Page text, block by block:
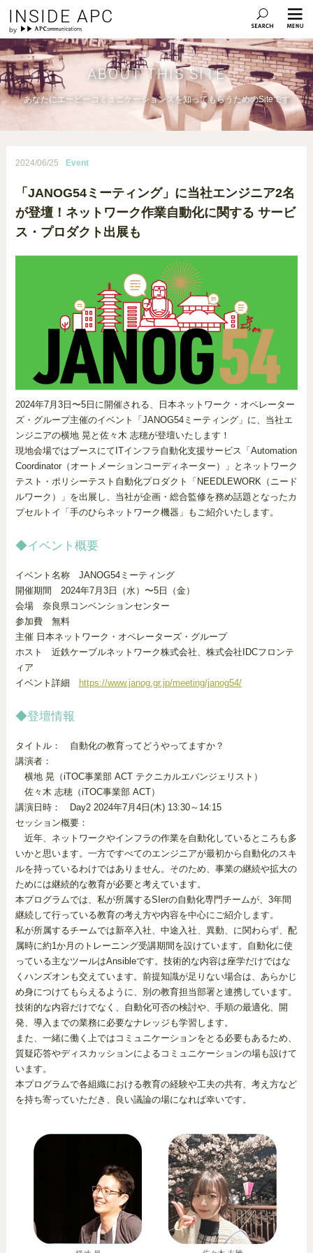
INSIDE APC
ABOUT THIS SITE
あなたにエーピーコミュニケーションズを知ってもらうためのSiteです
2024/06/25 Event
「JANOG54ミーティング」に当社エンジニア2名
が登壇！ネットワーク作業自動化に関する サービ
ス・プロダクト出展も
2024年7月3日〜5日に開催される、日本ネットワーク・オペレーター
ズ・グループ主催のイベント「JANOG54ミーティング」に、当社エ
ンジニアの横地 晃と佐々木 志穂が登壇いたします！
現地会場ではブースにてITインフラ自動化支援サービス「Automation
Coordinator（オートメーションコーディネーター）」とネットワーク
テスト・ポリシーテスト自動化プロダクト「NEEDLEWORK（ニード
ルワーク）」を出展し、当社が企画・総合監修を務め話題となったカ
プセルトイ「手のひらネットワーク機器」もご紹介いたします。
◆イベント概要
イベント名称 JANOG54ミーティング
開催期間 2024年7月3日（水）〜5日（金）
会場 奈良県コンベンションセンター
参加費 無料
主催 日本ネットワーク・オペレーターズ・グループ
ホスト 近鉄ケーブルネットワーク株式会社、株式会社IDCフロンテ
ィア
イベント詳細 https://www.janog.gr.jp/meeting/janog54/
◆登壇情報
タイトル： 自動化の教育ってどうやってますか？
講演者：
横地 晃（iTOC事業部 ACT テクニカルエバンジェリスト）
佐々木 志穂（iTOC事業部 ACT）
講演日時： Day2 2024年7月4日(木) 13:30～14:15
セッション概要：
近年、ネットワークやインフラの作業を自動化しているところも多
いかと思います。一方ですべてのエンジニアが最初から自動化のスキ
ルを持っているわけではありません。そのため、事業の継続や拡大の
ためには継続的な教育が必要と考えています。
本プログラムでは、私が所属するSIerの自動化専門チームが、3年間
継続して行っている教育の考え方や内容を中心にご紹介します。
私が所属するチームでは新卒入社、中途入社、異動、に関わらず、配
属時に約1か月のトレーニング受講期間を設けています。自動化に使
っている主なツールはAnsibleです。技術的な内容は座学だけではな
くハンズオンも交えています。前提知識が足りない場合は、あらかじ
め身につけてもらえるように、別の教育担当部署と連携しています。
技術的な内容だけでなく、自動化可否の検討や、手順の最適化、開
発、導入までの業務に必要なナレッジも学習します。
また、一緒に働く上ではコミュニケーションをとる必要もあるため、
質疑応答やディスカッションによるコミュニケーションの場も設けて
います。
本プログラムで各組織における教育の経験や工夫の共有、考え方など
を持ち寄っていただき、良い議論の場になれば幸いです。